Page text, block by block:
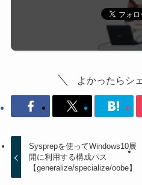
よかったらシ
Sysprepを使ってWindows10展
開に利用する構成パス
【generalize/specialize/oobe】